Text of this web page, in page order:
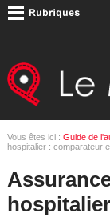
Vous êtes ici : Guide de
hospitalier : comparateur